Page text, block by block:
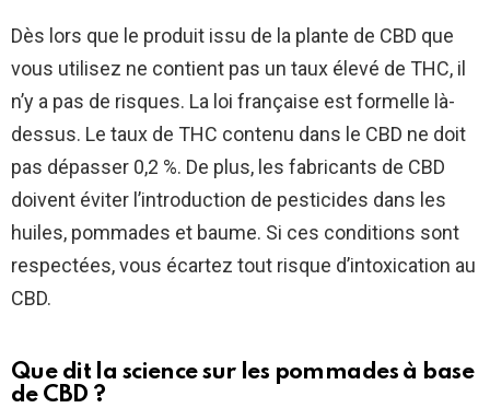
Dès lors que le produit issu de la plante de CBD que
vous utilisez ne contient pas un taux élevé de THC, il
n’y a pas de risques. La loi française est formelle là-
dessus. Le taux de THC contenu dans le CBD ne doit
pas dépasser 0,2 %. De plus, les fabricants de CBD
doivent éviter l’introduction de pesticides dans les
huiles, pommades et baume. Si ces conditions sont
respectées, vous écartez tout risque d’intoxication au
CBD.
Que dit la science sur les pommades à base
de CBD ?